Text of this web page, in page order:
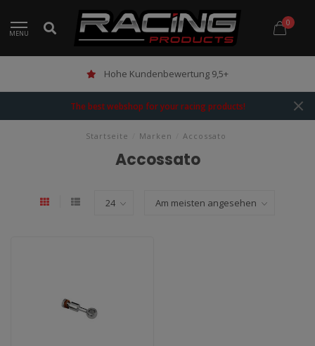
MENU
0
Hohe Kundenbewertung 9,5+
The best webshop for your racing products!
Startseite Marken Accossato
Accossato